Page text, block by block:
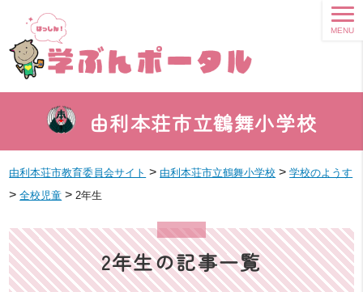
由利本荘市立鶴舞小学校
MENU
由利本荘市教育委員会サイト > 由利本荘市立鶴舞小学校 >学校のようす
>全校児童 > 2年生
2年生の記事一覧